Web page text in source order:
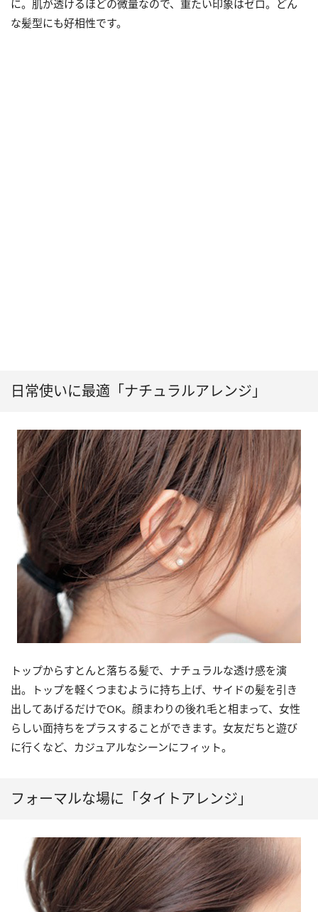
に。肌が透けるほどの微量なので、重たい印象はゼロ。どん
な髪型にも好相性です。
日常使いに最適「ナチュラルアレンジ」
トップからすとんと落ちる髪で、ナチュラルな透け感を演
出。トップを軽くつまむように持ち上げ、サイドの髪を引き
出してあげるだけでOK。顔まわりの後れ毛と相まって、女性
らしい面持ちをプラスすることができます。女友だちと遊び
に行くなど、カジュアルなシーンにフィット。
フォーマルな場に「タイトアレンジ」